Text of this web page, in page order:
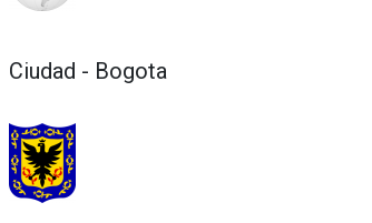
Ciudad - Bogota